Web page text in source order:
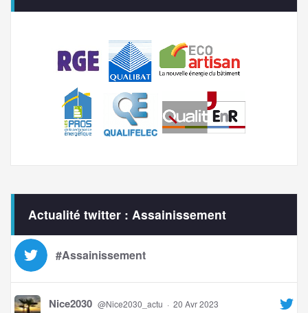
Actualité twitter : Assainissement
#Assainissement
Nice2030 @Nice2030_actu · 20 Avr 2023